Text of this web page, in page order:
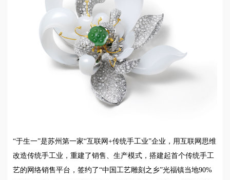
“于生一”是苏州第一家“互联网+传统手工业”企业，用互联网思维
改造传统手工业，重建了销售、生产模式，搭建起首个传统手工
艺的网络销售平台，签约了“中国工艺雕刻之乡”光福镇当地90%